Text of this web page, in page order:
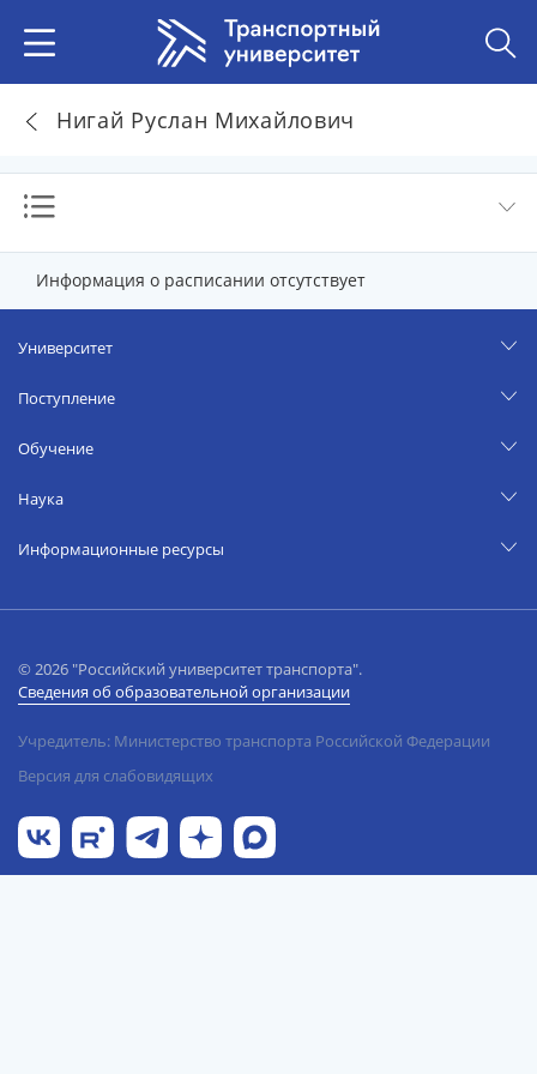
Нигай Руслан Михайлович
Информация о расписании отсутствует
Университет
Поступление
Обучение
Наука
Информационные ресурсы
© 2026 "Российский университет транспорта".
Сведения об образовательной организации
Учредитель: Министерство транспорта Российской Федерации
Версия для слабовидящих